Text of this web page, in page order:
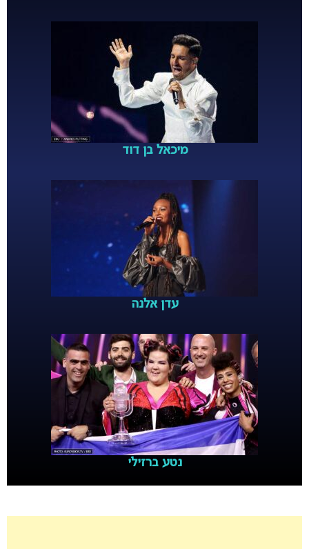
מיכאל בן דוד
עדן אלנה
נטע ברזילי